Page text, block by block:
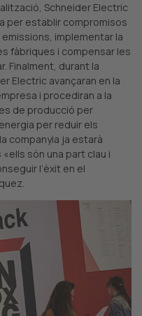
Schneider Electric
per establir compromisos
implementar la
fàbriques i compensar les
Finalment, durant la
Electric avançaran en la
i procediran a la
de producció per
per reduir els
companyia ja estarà
són una part clau i
l’èxit en el